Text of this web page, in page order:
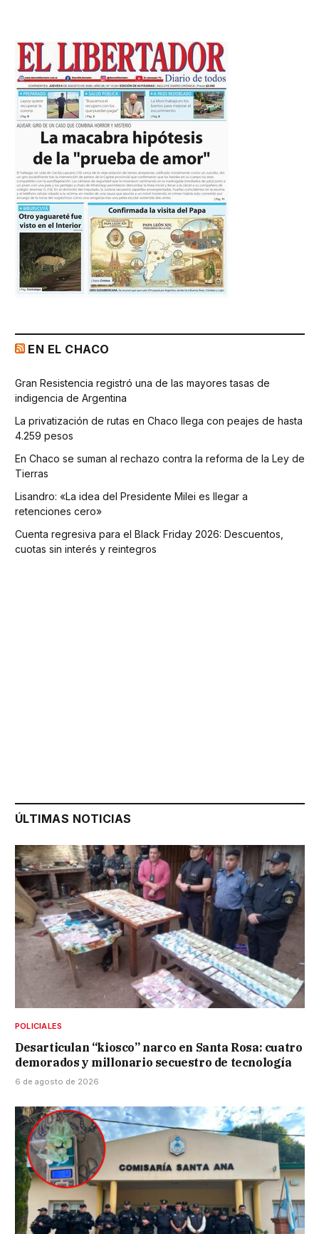
EN EL CHACO
Gran Resistencia registró una de las mayores tasas de
indigencia de Argentina
La privatización de rutas en Chaco llega con peajes de hasta
4.259 pesos
En Chaco se suman al rechazo contra la reforma de la Ley de
Tierras
Lisandro: «La idea del Presidente Milei es llegar a
retenciones cero»
Cuenta regresiva para el Black Friday 2026: Descuentos,
cuotas sin interés y reintegros
ÚLTIMAS NOTICIAS
POLICIALES
Desarticulan “kiosco” narco en Santa Rosa: cuatro
demorados y millonario secuestro de tecnología
6 de agosto de 2026